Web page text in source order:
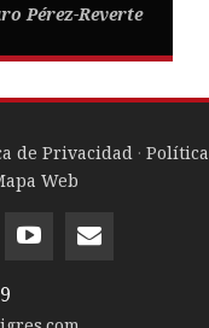
Pérez-Reverte
de Privacidad · Política
Web